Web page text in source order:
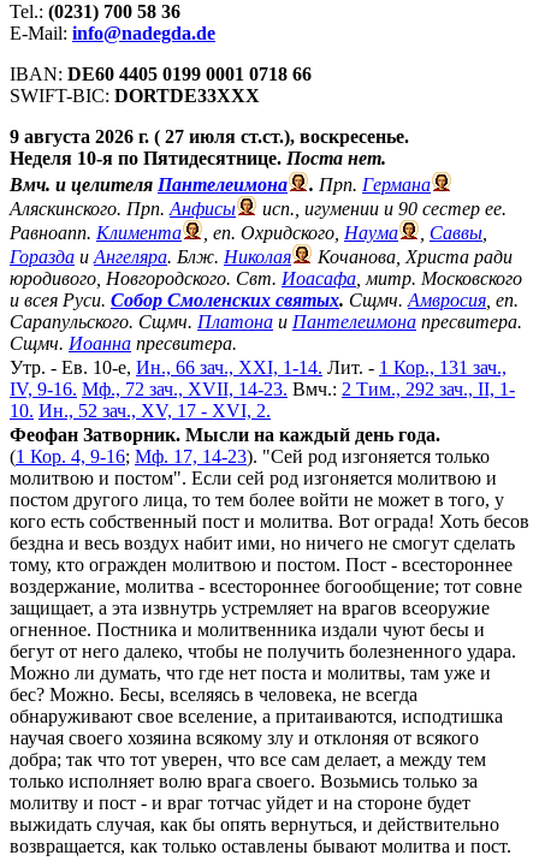
Tel.: (0231) 700 58 36
E-Mail: info@nadegda.de
IBAN: DE60 4405 0199 0001 0718 66
SWIFT-BIC: DORTDE33XXX
9 августа 2026 г. ( 27 июля ст.ст.), воскресенье.
Неделя 10-я по Пятидесятнице. Поста нет.
Вмч. и целителя Пантелеимона . Прп. Германа
Аляскинского. Прп. Анфисы
исп., игумении и 90 сестер ее.
Равноапп. Климента , еп. Охридского, Наума Саввы
Горазда и Ангеляра. Блж. Николая
Кочанова, Христа ради
юродивого, Новгородского. Свт. Иоасафа , митр. Московского
и всея Руси. Собор Смоленских святых. Сщмч. Амвросия , еп.
Сарапульского. Сщмч. Платона и Пантелеимона пресвитера.
Сщмч. Иоанна пресвитера.
Утр. - Ев. 10-е, Ин., 66 зач., XXI, 1-14. Лит. - 1 Кор., 131 зач.,
IV, 9-16. Мф., 72 зач., XVII, 14-23. Вмч.: 2 Тим., 292 зач., II, 1-
10. Ин., 52 зач., XV, 17 - XVI, 2.
Феофан Затворник. Мысли на каждый день года.
(1 Кор. 4, 9-16; Мф. 17, 14-23). "Сей род изгоняется только
молитвою и постом". Если сей род изгоняется молитвою и
постом другого лица, то тем более войти не может в того, у
кого есть собственный пост и молитва. Вот ограда! Хоть бесов
бездна и весь воздух набит ими, но ничего не смогут сделать
тому, кто огражден молитвою и постом. Пост - всестороннее
воздержание, молитва - всестороннее богообщение; тот совне
защищает, а эта извнутрь устремляет на врагов всеоружие
огненное. Постника и молитвенника издали чуют бесы и
бегут от него далеко, чтобы не получить болезненного удара.
Можно ли думать, что где нет поста и молитвы, там уже и
бес? Можно. Бесы, вселяясь в человека, не всегда
обнаруживают свое вселение, а притаиваются, исподтишка
научая своего хозяина всякому злу и отклоняя от всякого
добра; так что тот уверен, что все сам делает, а между тем
только исполняет волю врага своего. Возьмись только за
молитву и пост - и враг тотчас уйдет и на стороне будет
выжидать случая, как бы опять вернуться, и действительно
возвращается, как только оставлены бывают молитва и пост.